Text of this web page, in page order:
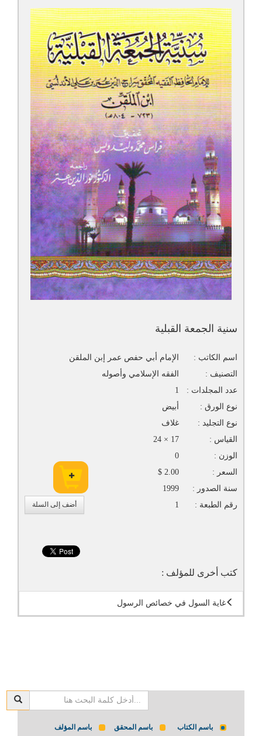
أضف إلى السلة
سنية الجمعة القبلية
اسم الكاتب :
الإمام أبي حفص عمر إبن الملقن
التصنيف :
الفقه الإسلامي وأصوله
عدد المجلدات :
1
نوع الورق :
أبيض
نوع التجليد :
غلاف
القياس :
17 × 24
الوزن :
0
السعر :
2.00 $
سنة الصدور :
1999
رقم الطبعة :
1
كتب أخرى للمؤلف :
غاية السول في خصائص الرسول
باسم الكتاب باسم المحقق
باسم المؤلف